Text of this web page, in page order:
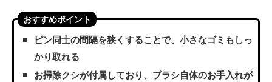
おすすめポイント
ピン同士の間隔を狭くすることで、小さなゴミもしっ
かり取れる
お掃除クシが付属しており、ブラシ自体のお手入れが